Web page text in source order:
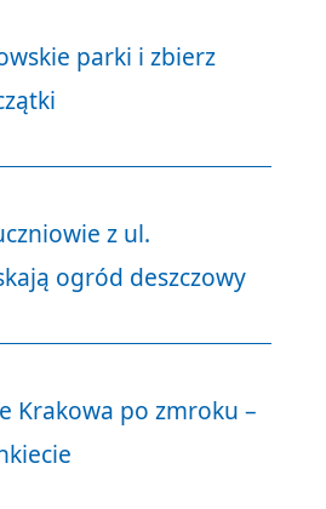
parki i zbierz
z ul.
ogród deszczowy
Krakowa po zmroku –